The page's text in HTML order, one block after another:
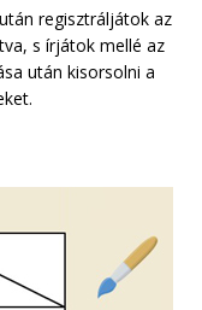
regisztráljátok az
s írjátok mellé az
után kisorsolni a